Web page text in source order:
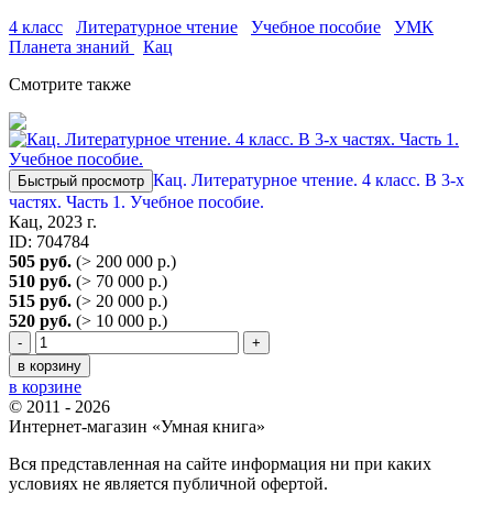
4 класс
Литературное чтение Учебное пособие
УМК
Планета знаний
Кац
Смотрите также
Быстрый просмотр Кац. Литературное чтение. 4 класс. В 3-х
частях. Часть 1. Учебное пособие.
Кац, 2023 г.
ID: 704784
505 руб. (> 200 000 р.)
510 руб. (> 70 000 р.)
515 руб. (> 20 000 р.)
520 руб. (> 10 000 р.)
-
+
в корзину
в корзине
© 2011 - 2026
Интернет-магазин «Умная книга»
Вся представленная на сайте информация ни при каких
условиях не является публичной офертой.